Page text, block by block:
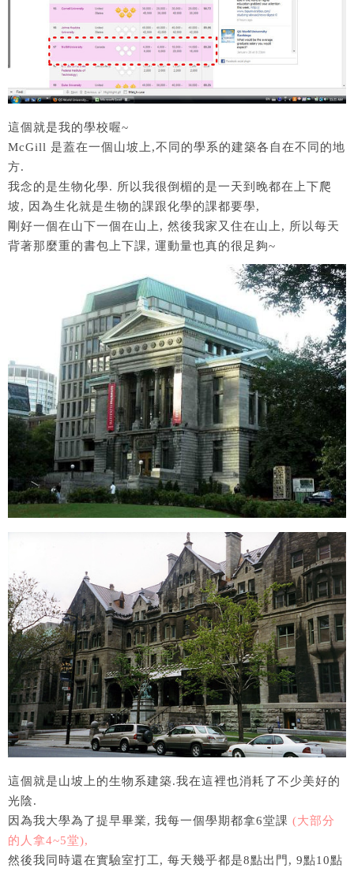
這個就是我的學校喔~
McGill 是蓋在一個山坡上,不同的學系的建築各自在不同的地
方.
我念的是生物化學. 所以我很倒楣的是一天到晚都在上下爬
坡, 因為生化就是生物的課跟化學的課都要學,
剛好一個在山下一個在山上, 然後我家又住在山上, 所以每天
背著那麼重的書包上下課, 運動量也真的很足夠~
這個就是山坡上的生物系建築.我在這裡也消耗了不少美好的
光陰.
因為我大學為了提早畢業, 我每一個學期都拿6堂課 (大部分
的人拿4~5堂),
然後我同時還在實驗室打工, 每天幾乎都是8點出門, 9點10點